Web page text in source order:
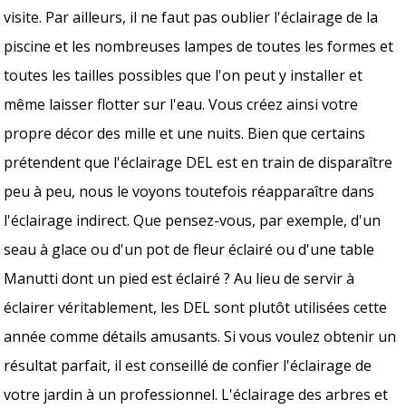
visite. Par ailleurs, il ne faut pas oublier l'éclairage de la
piscine et les nombreuses lampes de toutes les formes et
toutes les tailles possibles que l'on peut y installer et
même laisser flotter sur l'eau. Vous créez ainsi votre
propre décor des mille et une nuits. Bien que certains
prétendent que l'éclairage DEL est en train de disparaître
peu à peu, nous le voyons toutefois réapparaître dans
l'éclairage indirect. Que pensez-vous, par exemple, d'un
seau à glace ou d'un pot de fleur éclairé ou d'une table
Manutti dont un pied est éclairé ? Au lieu de servir à
éclairer véritablement, les DEL sont plutôt utilisées cette
année comme détails amusants. Si vous voulez obtenir un
résultat parfait, il est conseillé de confier l'éclairage de
votre jardin à un professionnel. L'éclairage des arbres et